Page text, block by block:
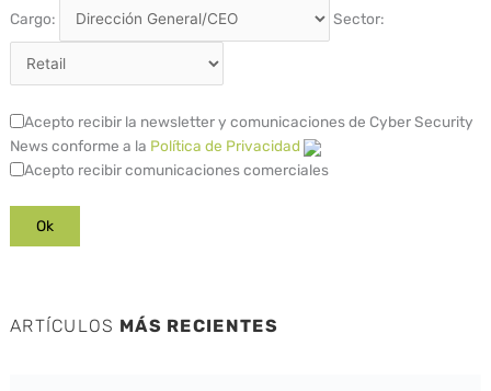
Cargo: Sector:
Acepto recibir la newsletter y comunicaciones de Cyber Security
News conforme a la Política de Privacidad
Acepto recibir comunicaciones comerciales
ARTÍCULOS MÁS RECIENTES